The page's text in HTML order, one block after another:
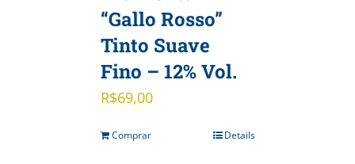
“Gallo Rosso”
Tinto Suave
Fino – 12% Vol.
R$69,00
Comprar Details